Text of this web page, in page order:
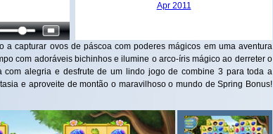
Apr 2011
a capturar ovos de páscoa com poderes mágicos em uma aventura
com adoráveis bichinhos e ilumine o arco-íris mágico ao derreter o
com alegria e desfrute de um lindo jogo de combine 3 para toda a
e aproveite de montão o maravilhoso o mundo de Spring Bonus!